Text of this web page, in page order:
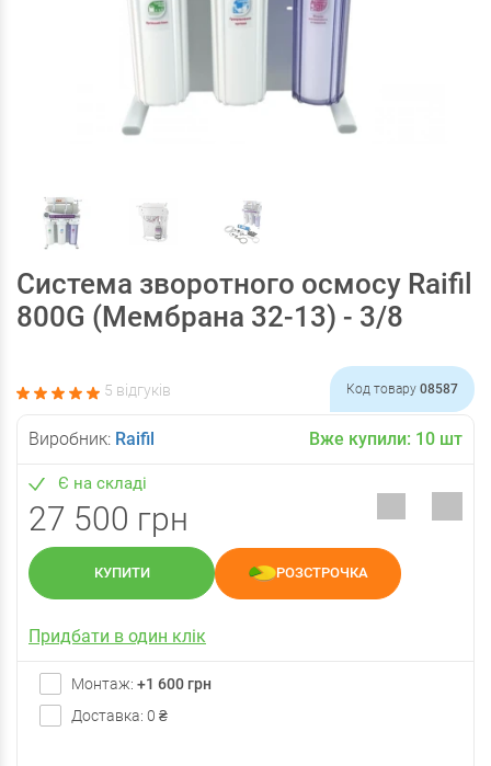
Система зворотного осмосу Raifil
800G (Мембрана 32-13) - 3/8
5 відгуків Код товару 08587
Виробник: Raifil Вже купили: 10 шт
Є на складі
27 500 грн
КУПИТИ РОЗСТРОЧКА
Придбати в один клік
Монтаж: +1 600 грн
Доставка: 0 ₴